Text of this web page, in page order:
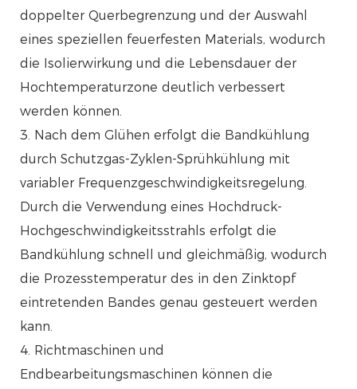
doppelter Querbegrenzung und der Auswahl
eines speziellen feuerfesten Materials, wodurch
die Isolierwirkung und die Lebensdauer der
Hochtemperaturzone deutlich verbessert
werden können.
3. Nach dem Glühen erfolgt die Bandkühlung
durch Schutzgas-Zyklen-Sprühkühlung mit
variabler Frequenzgeschwindigkeitsregelung.
Durch die Verwendung eines Hochdruck-
Hochgeschwindigkeitsstrahls erfolgt die
Bandkühlung schnell und gleichmäßig, wodurch
die Prozesstemperatur des in den Zinktopf
eintretenden Bandes genau gesteuert werden
kann.
4. Richtmaschinen und
Endbearbeitungsmaschinen können die